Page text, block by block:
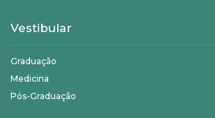
Vestibular
Graduação
Medicina
Pós-Graduação